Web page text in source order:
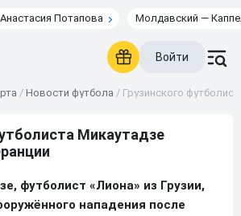
Потапова Молдавский —
Войти
/ Новости футбола / Грузинского
Микаутадзе
футболист «Лиона» из Грузии,
нападения после